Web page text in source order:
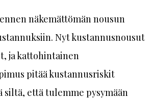
näkemättömän nousun
Nyt kustannusnousut
ja kattohintainen
pitää kustannusriskit
siltä, että tulemme pysymään